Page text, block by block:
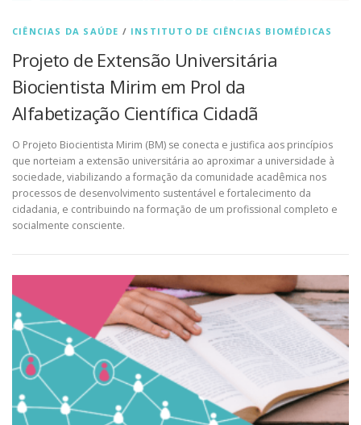
CIÊNCIAS DA SAÚDE / INSTITUTO DE CIÊNCIAS BIOMÉDICAS
Projeto de Extensão Universitária
Biocientista Mirim em Prol da
Alfabetização Científica Cidadã
O Projeto Biocientista Mirim (BM) se conecta e justifica aos princípios
que norteiam a extensão universitária ao aproximar a universidade à
sociedade, viabilizando a formação da comunidade acadêmica nos
processos de desenvolvimento sustentável e fortalecimento da
cidadania, e contribuindo na formação de um profissional completo e
socialmente consciente.